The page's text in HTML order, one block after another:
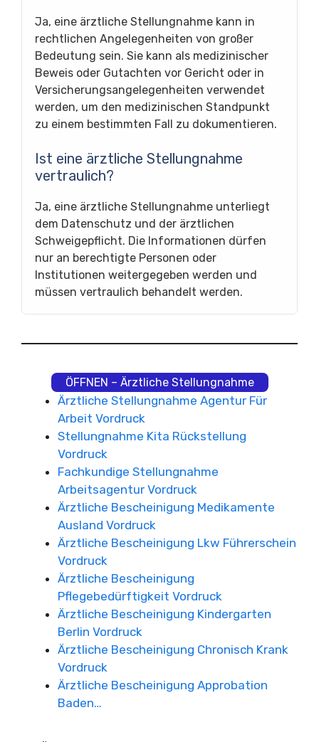
Ja, eine ärztliche Stellungnahme kann in
rechtlichen Angelegenheiten von großer
Bedeutung sein. Sie kann als medizinischer
Beweis oder Gutachten vor Gericht oder in
Versicherungsangelegenheiten verwendet
werden, um den medizinischen Standpunkt
zu einem bestimmten Fall zu dokumentieren.
Ist eine ärztliche Stellungnahme
vertraulich?
Ja, eine ärztliche Stellungnahme unterliegt
dem Datenschutz und der ärztlichen
Schweigepflicht. Die Informationen dürfen
nur an berechtigte Personen oder
Institutionen weitergegeben werden und
müssen vertraulich behandelt werden.
ÖFFNEN – Ärztliche Stellungnahme
Ärztliche Stellungnahme Agentur Für
Arbeit Vordruck
Stellungnahme Kita Rückstellung
Vordruck
Fachkundige Stellungnahme
Arbeitsagentur Vordruck
Ärztliche Bescheinigung Medikamente
Ausland Vordruck
Ärztliche Bescheinigung Lkw Führerschein
Vordruck
Ärztliche Bescheinigung
Pflegebedürftigkeit Vordruck
Ärztliche Bescheinigung Kindergarten
Berlin Vordruck
Ärztliche Bescheinigung Chronisch Krank
Vordruck
Ärztliche Bescheinigung Approbation
Baden…